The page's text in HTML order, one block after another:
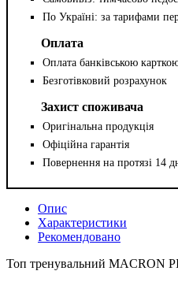
По Україні: за тарифами
Оплата
Оплата банківською
Безготівковий розрахунок
Захист споживача
Оригінальна продукція
Офіційна гарантія
Повернення на протязі 14
Опис
Характеристики
Рекомендовано
Топ тренувальний MACRON